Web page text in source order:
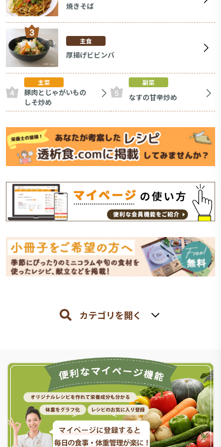
焼きそば
主食
厚揚げビビンバ
主菜
豚肉とじゃがいもの
しそ炒め
副菜
なすの甘辛炒め
カテゴリを開く